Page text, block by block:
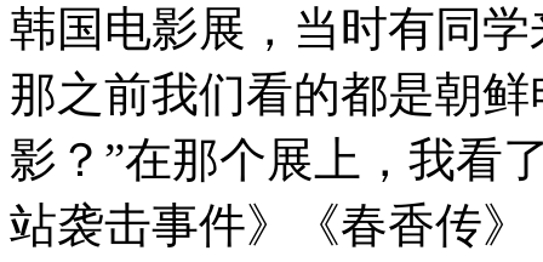
韩国电影展，当时有同
那之前我们看的都是朝
影？”在那个展上，我看
站袭击事件》《春香传